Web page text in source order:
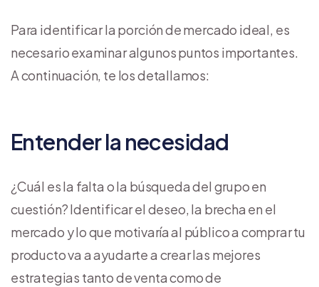
Para identificar la porción de mercado ideal, es
necesario examinar algunos puntos importantes.
A continuación, te los detallamos:
Entender la necesidad
¿Cuál es la falta o la búsqueda del grupo en
cuestión? Identificar el deseo, la brecha en el
mercado y lo que motivaría al público a comprar tu
producto va a ayudarte a crear las mejores
estrategias tanto de venta como de